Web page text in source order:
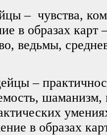
– чувства,
в образах карт
ведьмы,
–
шаманизм,
в образах